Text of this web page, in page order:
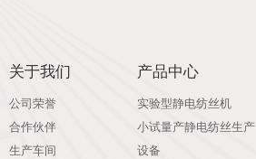
关于我们
公司荣誉
合作伙伴
生产车间
产品中心
实验型静电纺丝机
小试量产静电纺丝生产
设备